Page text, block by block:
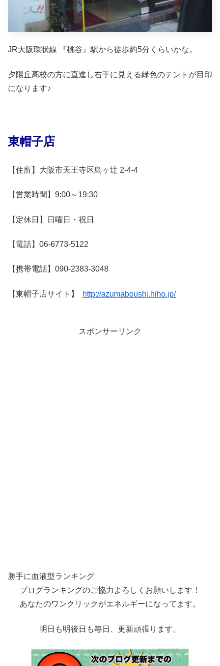
JR大阪環状線 『桃谷』駅から徒歩約5分くらいかな。
夕陽丘高校の方に直進し右手に見える緑色のテントが目印
になります♪
東帽子店
【住所】大阪市天王寺区鳥ヶ辻 2-4-4
【営業時間】9:00～19:30
【定休日】日曜日・祝日
【電話】06-6773-5122
【携帯電話】090-2383-3048
【東帽子店サイト】 http://azumaboushi.hiho.jp/
スポンサーリンク
勝手に血液型ランキング
ブログランキングのご協力よろしくお願いします！
あなたのワンクリックがエネルギーになってます。
明日も明後日も毎日、更新頑張ります。